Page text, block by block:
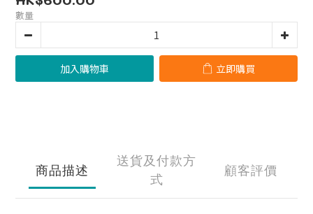
數量
加入購物車 立即購買
商品描述
送貨及付款方
式
顧客評價